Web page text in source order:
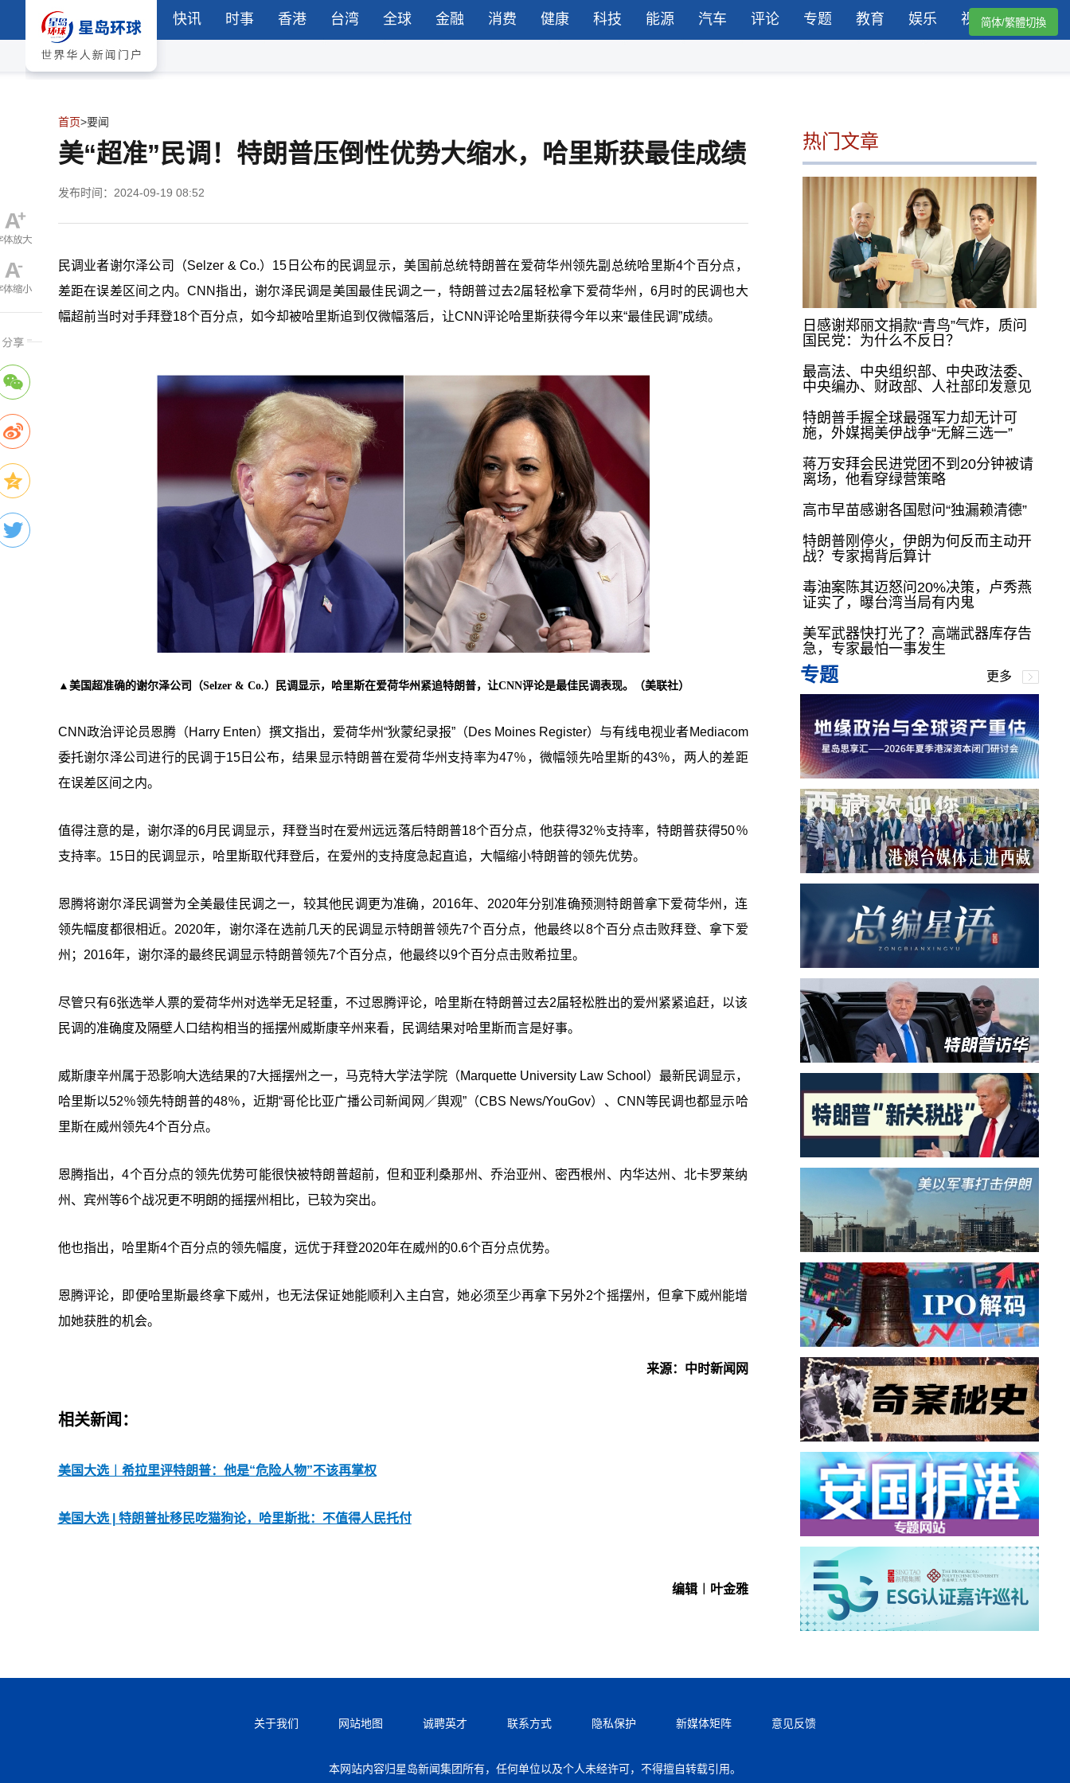
快讯 时事 香港 台湾 全球 金融 消费 健康 科技 能源 汽车 评论 专题 教育 娱乐 视频简体/繁體切換
首页>要闻
美“超准”民调！特朗普压倒性优势大缩水，哈里斯获最佳成绩
发布时间：2024-09-19 08:52
民调业者谢尔泽公司（Selzer & Co.）15日公布的民调显示，美国前总统特朗普在爱荷华州领先副总统哈里斯4个百分点，
差距在误差区间之内。CNN指出，谢尔泽民调是美国最佳民调之一，特朗普过去2届轻松拿下爱荷华州，6月时的民调也大
幅超前当时对手拜登18个百分点，如今却被哈里斯追到仅微幅落后，让CNN评论哈里斯获得今年以来“最佳民调”成绩。
▲美国超准确的谢尔泽公司（Selzer & Co.）民调显示，哈里斯在爱荷华州紧追特朗普，让CNN评论是最佳民调表现。（美联社）
CNN政治评论员恩腾（Harry Enten）撰文指出，爱荷华州“狄蒙纪录报”（Des Moines Register）与有线电视业者Mediacom
委托谢尔泽公司进行的民调于15日公布，结果显示特朗普在爱荷华州支持率为47％，微幅领先哈里斯的43％，两人的差距
在误差区间之内。
值得注意的是，谢尔泽的6月民调显示，拜登当时在爱州远远落后特朗普18个百分点，他获得32％支持率，特朗普获得50％
支持率。15日的民调显示，哈里斯取代拜登后，在爱州的支持度急起直追，大幅缩小特朗普的领先优势。
恩腾将谢尔泽民调誉为全美最佳民调之一，较其他民调更为准确，2016年、2020年分别准确预测特朗普拿下爱荷华州，连
领先幅度都很相近。2020年，谢尔泽在选前几天的民调显示特朗普领先7个百分点，他最终以8个百分点击败拜登、拿下爱
州；2016年，谢尔泽的最终民调显示特朗普领先7个百分点，他最终以9个百分点击败希拉里。
尽管只有6张选举人票的爱荷华州对选举无足轻重，不过恩腾评论，哈里斯在特朗普过去2届轻松胜出的爱州紧紧追赶，以该
民调的准确度及隔壁人口结构相当的摇摆州威斯康辛州来看，民调结果对哈里斯而言是好事。
威斯康辛州属于恐影响大选结果的7大摇摆州之一，马克特大学法学院（Marquette University Law School）最新民调显示，
哈里斯以52％领先特朗普的48％，近期“哥伦比亚广播公司新闻网／舆观”（CBS News/YouGov）、CNN等民调也都显示哈
里斯在威州领先4个百分点。
恩腾指出，4个百分点的领先优势可能很快被特朗普超前，但和亚利桑那州、乔治亚州、密西根州、内华达州、北卡罗莱纳
州、宾州等6个战况更不明朗的摇摆州相比，已较为突出。
他也指出，哈里斯4个百分点的领先幅度，远优于拜登2020年在威州的0.6个百分点优势。
恩腾评论，即便哈里斯最终拿下威州，也无法保证她能顺利入主白宫，她必须至少再拿下另外2个摇摆州，但拿下威州能增
加她获胜的机会。
来源：中时新闻网
相关新闻：
美国大选︱希拉里评特朗普：他是“危险人物”不该再掌权
美国大选 | 特朗普扯移民吃猫狗论，哈里斯批：不值得人民托付
编辑︱叶金雅
热门文章
日感谢郑丽文捐款“青鸟”气炸，质问
国民党：为什么不反日？
最高法、中央组织部、中央政法委、
中央编办、财政部、人社部印发意见
特朗普手握全球最强军力却无计可
施，外媒揭美伊战争“无解三选一”
蒋万安拜会民进党团不到20分钟被请
离场，他看穿绿营策略
高市早苗感谢各国慰问“独漏赖清德”
特朗普刚停火，伊朗为何反而主动开
战？专家揭背后算计
毒油案陈其迈怒问20%决策，卢秀燕
证实了，曝台湾当局有内鬼
美军武器快打光了？高端武器库存告
急，专家最怕一事发生
专题 更多
关于我们 网站地图 诚聘英才 联系方式 隐私保护 新媒体矩阵 意见反馈
本网站内容归星岛新闻集团所有，任何单位以及个人未经许可，不得擅自转载引用。